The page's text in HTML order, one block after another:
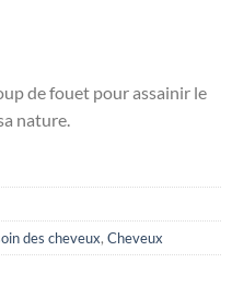
de fouet pour assainir le
nature.
des cheveux, Cheveux